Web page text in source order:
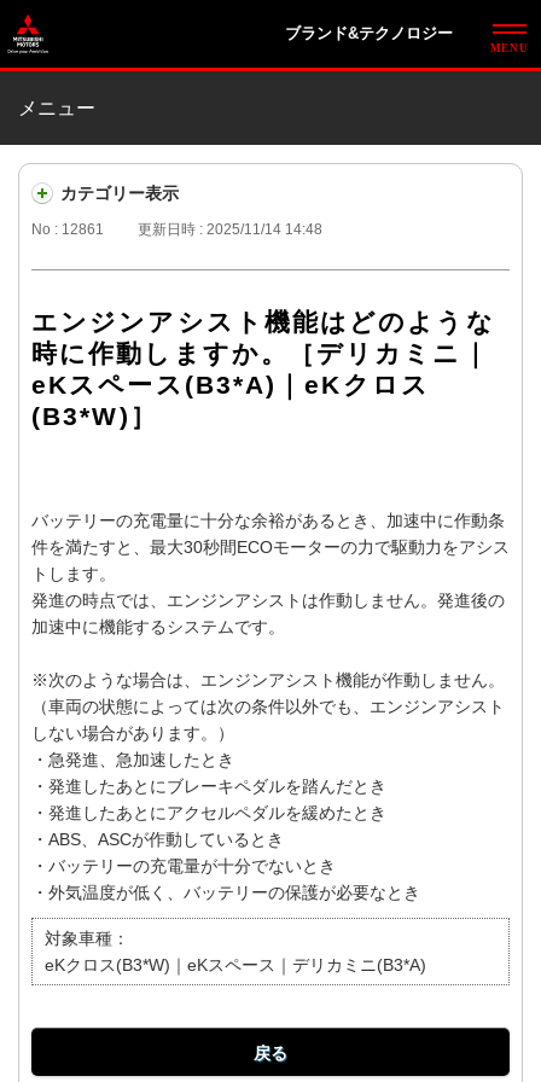
ブランド&テクノロジー
メニュー
カテゴリー表示
No : 12861 更新日時 : 2025/11/14 14:48
エンジンアシスト機能はどのような
時に作動しますか。［デリカミニ｜
eKスペース(B3*A)｜eKクロス
(B3*W)］
バッテリーの充電量に十分な余裕があるとき、加速中に作動条
件を満たすと、最大30秒間ECOモーターの力で駆動力をアシス
トします。
発進の時点では、エンジンアシストは作動しません。発進後の
加速中に機能するシステムです。
※次のような場合は、エンジンアシスト機能が作動しません。
（車両の状態によっては次の条件以外でも、エンジンアシスト
しない場合があります。）
・急発進、急加速したとき
・発進したあとにブレーキペダルを踏んだとき
・発進したあとにアクセルペダルを緩めたとき
・ABS、ASCが作動しているとき
・バッテリーの充電量が十分でないとき
・外気温度が低く、バッテリーの保護が必要なとき
対象車種：
eKクロス(B3*W)｜eKスペース｜デリカミニ(B3*A)
戻る